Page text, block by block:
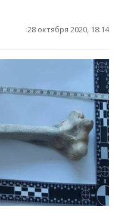
28 октября 2020, 18:14